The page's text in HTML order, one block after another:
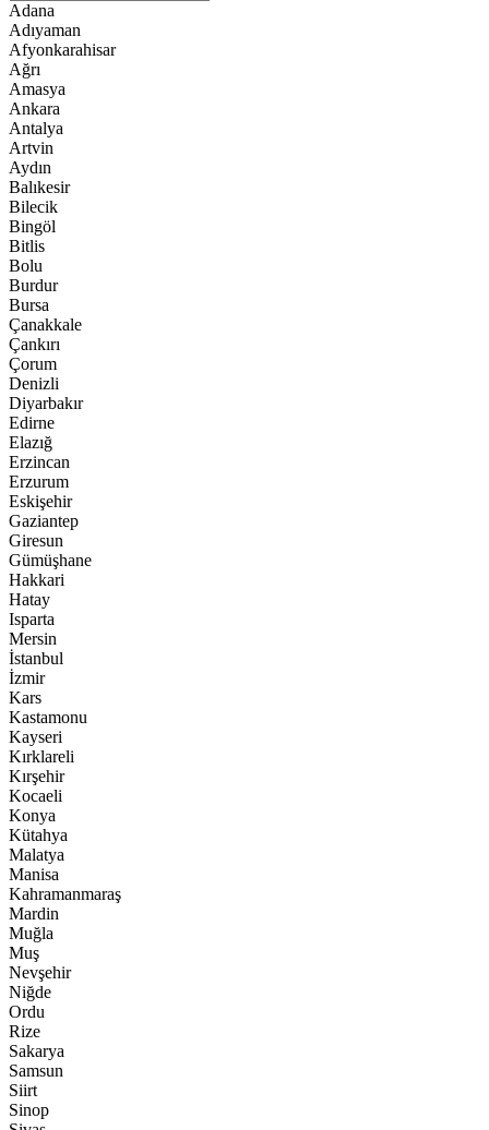
Adana
Adıyaman
Afyonkarahisar
Ağrı
Amasya
Ankara
Antalya
Artvin
Aydın
Balıkesir
Bilecik
Bingöl
Bitlis
Bolu
Burdur
Bursa
Çanakkale
Çankırı
Çorum
Denizli
Diyarbakır
Edirne
Elazığ
Erzincan
Erzurum
Eskişehir
Gaziantep
Giresun
Gümüşhane
Hakkari
Hatay
Isparta
Mersin
İstanbul
İzmir
Kars
Kastamonu
Kayseri
Kırklareli
Kırşehir
Kocaeli
Konya
Kütahya
Malatya
Manisa
Kahramanmaraş
Mardin
Muğla
Muş
Nevşehir
Niğde
Ordu
Rize
Sakarya
Samsun
Siirt
Sinop